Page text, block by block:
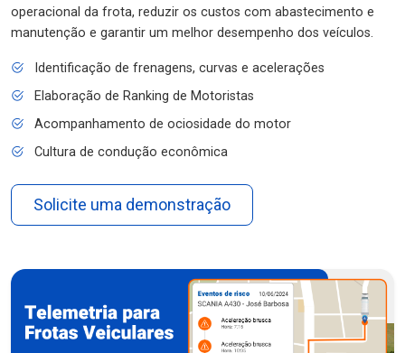
operacional da frota, reduzir os custos com abastecimento e
manutenção e garantir um melhor desempenho dos veículos.
Identificação de frenagens, curvas e acelerações
Elaboração de Ranking de Motoristas
Acompanhamento de ociosidade do motor
Cultura de condução econômica
Solicite uma demonstração